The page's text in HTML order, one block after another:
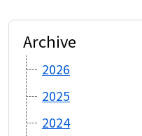
Archive
2026
2025
2024